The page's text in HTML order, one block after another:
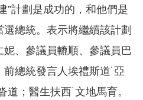
”計劃是成功的，和他們是
總統。表示將繼續該計劃
、參議員轆順、參議員巴
總統發言人埃禮斯道˙亞
道；醫生扶西˙文地馬育。